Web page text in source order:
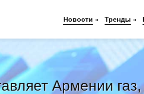
Армении
Новости » Тренды »